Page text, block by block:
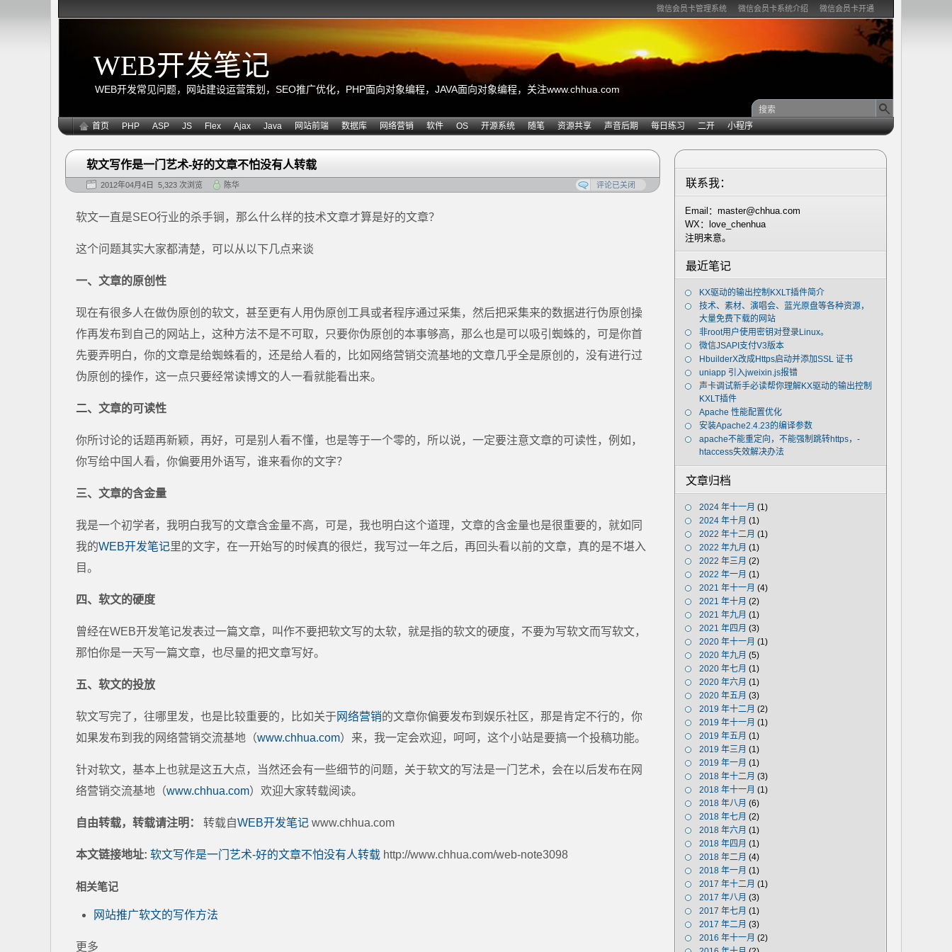
微信会员卡管理系统 微信会员卡系统介绍 微信会员卡开通
WEB开发笔记
WEB开发常见问题，网站建设运营策划，SEO推广优化，PHP面向对象编程，JAVA面向对象编程，关注www.chhua.com
首页 PHP ASP JS Flex Ajax Java 网站前端 数据库 网络营销 软件 OS 开源系统 随笔 资源共享 声音后期 每日练习 二开 小程序
软文写作是一门艺术-好的文章不怕没有人转载
2012年04月4日 5,323 次浏览 陈华 评论已关闭
软文一直是SEO行业的杀手锏，那么什么样的技术文章才算是好的文章？
这个问题其实大家都清楚，可以从以下几点来谈
一、文章的原创性
现在有很多人在做伪原创的软文，甚至更有人用伪原创工具或者程序通过采集，然后把采集来的数据进行伪原创操
作再发布到自己的网站上，这种方法不是不可取，只要你伪原创的本事够高，那么也是可以吸引蜘蛛的，可是你首
先要弄明白，你的文章是给蜘蛛看的，还是给人看的，比如网络营销交流基地的文章几乎全是原创的，没有进行过
伪原创的操作，这一点只要经常读博文的人一看就能看出来。
二、文章的可读性
你所讨论的话题再新颖，再好，可是别人看不懂，也是等于一个零的，所以说，一定要注意文章的可读性，例如，
你写给中国人看，你偏要用外语写，谁来看你的文字？
三、文章的含金量
我是一个初学者，我明白我写的文章含金量不高，可是，我也明白这个道理，文章的含金量也是很重要的，就如同
我的WEB开发笔记里的文字，在一开始写的时候真的很烂，我写过一年之后，再回头看以前的文章，真的是不堪入
目。
四、软文的硬度
曾经在WEB开发笔记发表过一篇文章，叫作不要把软文写的太软，就是指的软文的硬度，不要为写软文而写软文，
那怕你是一天写一篇文章，也尽量的把文章写好。
五、软文的投放
软文写完了，往哪里发，也是比较重要的，比如关于 网络营销的文章你偏要发布到娱乐社区，那是肯定不行的，你
如果发布到我的网络营销交流基地（www.chhua.com）来，我一定会欢迎，呵呵，这个小站是要搞一个投稿功能。
针对软文，基本上也就是这五大点，当然还会有一些细节的问题，关于软文的写法是一门艺术，会在以后发布在网
络营销交流基地（www.chhua.com）欢迎大家转载阅读。
自由转载，转载请注明： 转载自WEB开发笔记 www.chhua.com
本文链接地址: 软文写作是一门艺术-好的文章不怕没有人转载 http://www.chhua.com/web-note3098
相关笔记
网站推广软文的写作方法
更多
联系我：
Email：master@chhua.com
WX：love_chenhua
注明来意。
最近笔记
KX驱动的输出控制KXLT插件简介
技术、素材、演唱会、蓝光原盘等各种资源，
大量免费下载的网站
非root用户使用密钥对登录Linux。
微信JSAPI支付V3版本
HbuilderX改成Https启动并添加SSL 证书
uniapp 引入jweixin.js报错
声卡调试新手必读帮你理解KX驱动的输出控制
KXLT插件
Apache 性能配置优化
安装Apache2.4.23的编译参数
apache不能重定向，不能强制跳转https，-
htaccess失效解决办法
文章归档
2024 年十一月 (1)
2024 年十月 (1)
2022 年十二月 (1)
2022 年九月 (1)
2022 年三月 (2)
2022 年一月 (1)
2021 年十一月 (4)
2021 年十月 (2)
2021 年九月 (1)
2021 年四月 (3)
2020 年十一月 (1)
2020 年九月 (5)
2020 年七月 (1)
2020 年六月 (1)
2020 年五月 (3)
2019 年十二月 (2)
2019 年十一月 (1)
2019 年五月 (1)
2019 年三月 (1)
2019 年一月 (1)
2018 年十二月 (3)
2018 年十一月 (1)
2018 年八月 (6)
2018 年七月 (2)
2018 年六月 (1)
2018 年四月 (1)
2018 年二月 (4)
2018 年一月 (1)
2017 年十二月 (1)
2017 年八月 (3)
2017 年七月 (1)
2017 年二月 (3)
2016 年十一月 (2)